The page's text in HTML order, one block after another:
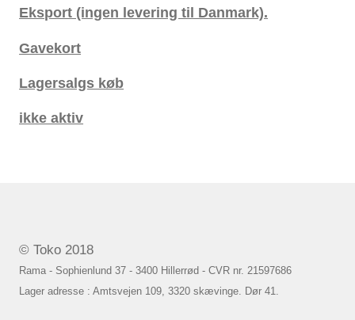
Eksport (ingen levering til Danmark).
Gavekort
Lagersalgs køb
ikke aktiv
© Toko 2018
Rama - Sophienlund 37 - 3400 Hillerrød - CVR nr. 21597686
Lager adresse : Amtsvejen 109, 3320 skævinge. Dør 41.